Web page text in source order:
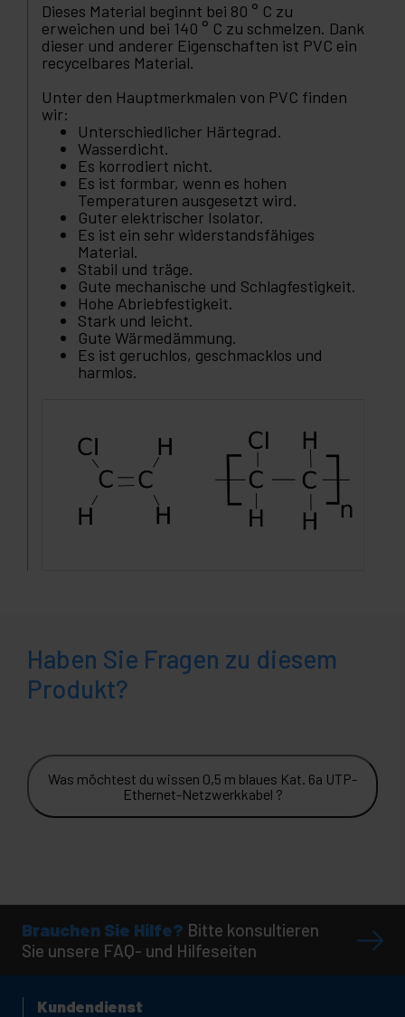
Dieses Material beginnt bei 80 ° C zu
erweichen und bei 140 ° C zu schmelzen. Dank
dieser und anderer Eigenschaften ist PVC ein
recycelbares Material.
Unter den Hauptmerkmalen von PVC finden
wir:
Unterschiedlicher Härtegrad.
Wasserdicht.
Es korrodiert nicht.
Es ist formbar, wenn es hohen
Temperaturen ausgesetzt wird.
Guter elektrischer Isolator.
Es ist ein sehr widerstandsfähiges
Material.
Stabil und träge.
Gute mechanische und Schlagfestigkeit.
Hohe Abriebfestigkeit.
Stark und leicht.
Gute Wärmedämmung.
Es ist geruchlos, geschmacklos und
harmlos.
Haben Sie Fragen zu diesem
Produkt?
Was möchtest du wissen 0,5 m blaues Kat. 6a UTP-
Ethernet-Netzwerkkabel ?
Brauchen Sie Hilfe? Bitte konsultieren
Sie unsere FAQ- und Hilfeseiten
Kundendienst